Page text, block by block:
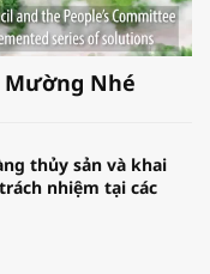
Nhé
thủy sản và khai
nhiệm tại các